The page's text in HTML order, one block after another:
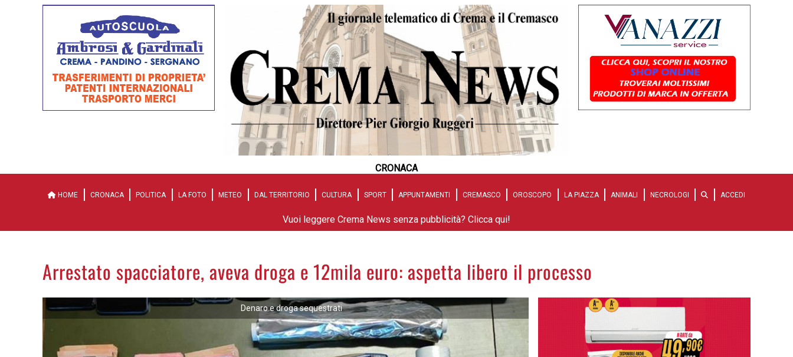
CRONACA
HOME CRONACA POLITICA LA FOTO METEO DAL TERRITORIO CULTURA SPORT APPUNTAMENTI CREMASCO OROSCOPO LA PIAZZA ANIMALI NECROLOGI ACCEDI
Vuoi leggere Crema News senza pubblicità? Clicca qui!
Arrestato spacciatore, aveva droga e 12mila euro: aspetta libero il processo
Denaro e droga sequestrati